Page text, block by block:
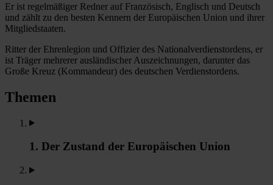
Er ist regelmäßiger Redner auf Französisch, Englisch und Deutsch
und zählt zu den besten Kennern der Europäischen Union und ihrer
Mitgliedstaaten.
Ritter der Ehrenlegion und Offizier des Nationalverdienstordens, er
ist Träger mehrerer ausländischer Auszeichnungen, darunter das
Große Kreuz (Kommandeur) des deutschen Verdienstordens.
Themen
1. Der Zustand der Europäischen Union